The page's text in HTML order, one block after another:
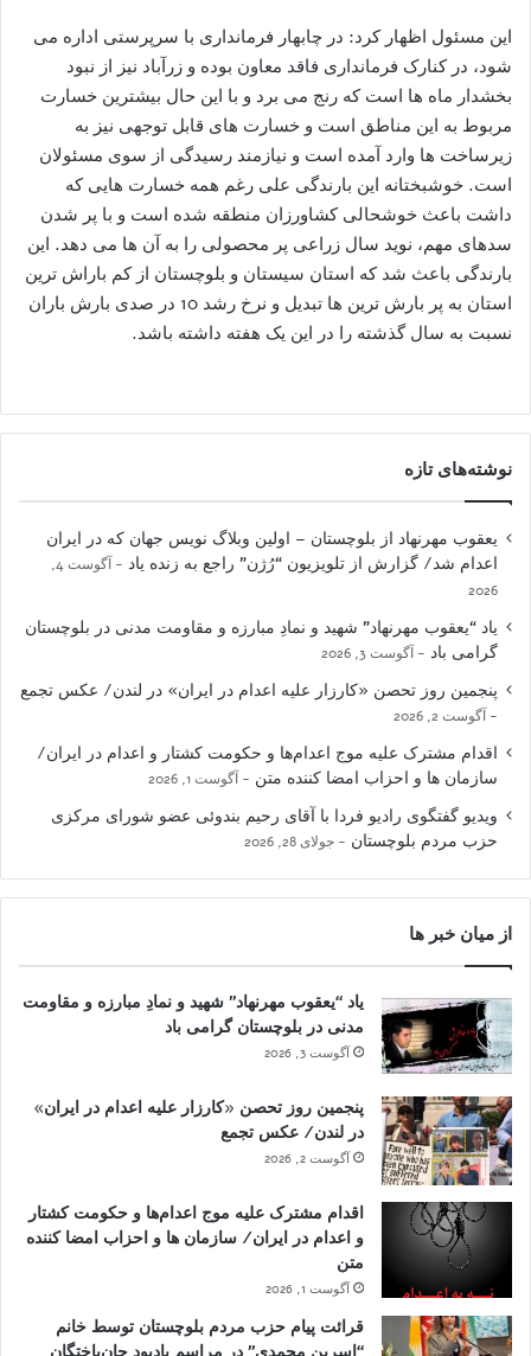
این مسئول اظهار کرد: در چابهار فرمانداری با سرپرستی اداره می
شود، در کنارک فرمانداری فاقد معاون بوده و زرآباد نیز از نبود
بخشدار ماه ها است که رنج می برد و با این حال بیشترین خسارت
مربوط به این مناطق است و خسارت های قابل توجهی نیز به
زیرساخت ها وارد آمده است و نیازمند رسیدگی از سوی مسئولان
است. خوشبختانه این بارندگی علی رغم همه خسارت هایی که
داشت باعث خوشحالی کشاورزان منطقه شده است و با پر شدن
سدهای مهم، نوید سال زراعی پر محصولی را به آن ها می دهد. این
بارندگی باعث شد که استان سیستان و بلوچستان از کم باراش ترین
استان به پر بارش ترین ها تبدیل و نرخ رشد 10 در صدی بارش باران
نسبت به سال گذشته را در این یک هفته داشته باشد.
نوشته‌های تازه
یعقوب مهرنهاد از بلوچستان – اولین وبلاگ نویس جهان که در ایران
اعدام شد/ گزارش از تلویزیون “رُژن” راجع به زنده یاد
آگوست 4,
2026
یاد “یعقوب مهرنهاد” شهید و نمادِ مبارزه و مقاومت مدنی در بلوچستان
گرامی باد
آگوست 3, 2026
پنجمین روز تحصن «کارزار علیه اعدام در ایران» در لندن/ عکس تجمع
آگوست 2, 2026
اقدام مشترک علیه موج اعدام‌ها و حکومت کشتار و اعدام در ایران/
سازمان ها و احزاب امضا کننده متن
آگوست 1, 2026
ویدیو گفتگوی رادیو فردا با آقای رحیم بندوئی عضو شورای مرکزی
حزب مردم بلوچستان
جولای 28, 2026
از میان خبر ها
یاد “یعقوب مهرنهاد” شهید و نمادِ مبارزه و مقاومت
مدنی در بلوچستان گرامی باد
آگوست 3, 2026
پنجمین روز تحصن «کارزار علیه اعدام در ایران»
در لندن/ عکس تجمع
آگوست 2, 2026
اقدام مشترک علیه موج اعدام‌ها و حکومت کشتار
و اعدام در ایران/ سازمان ها و احزاب امضا کننده
متن
آگوست 1, 2026
قرائت پیام حزب مردم بلوچستان توسط خانم